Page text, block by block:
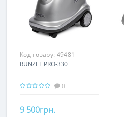
Код товару: 49481-
RUNZEL PRO-330
0
9 500грн.